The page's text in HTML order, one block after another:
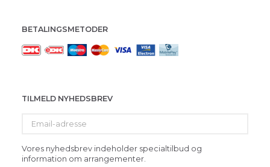
BETALINGSMETODER
TILMELD NYHEDSBREV
adresse
Vores nyhedsbrev indeholder specialtilbud og
information om arrangementer.